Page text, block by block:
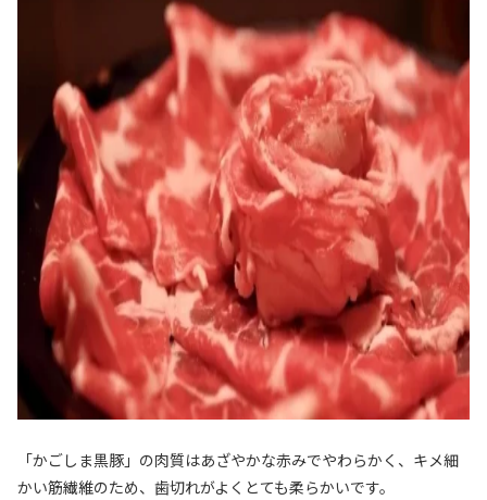
「かごしま黒豚」の肉質はあざやかな赤みでやわらかく、キメ細
かい筋繊維のため、歯切れがよくとても柔らかいです。